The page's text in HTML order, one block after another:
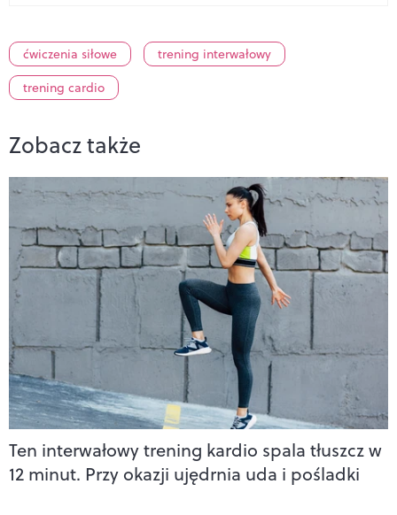
ćwiczenia siłowe
trening interwałowy
trening cardio
Zobacz także
Ten interwałowy trening kardio spala tłuszcz w
12 minut. Przy okazji ujędrnia uda i pośladki